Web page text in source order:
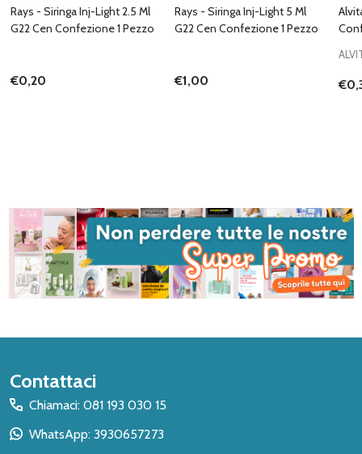
Rays - Siringa Inj-Light 2.5 Ml
G22 Cen Confezione 1 Pezzo
€0,20
Rays - Siringa Inj-Light 5 Ml
G22 Cen Confezione 1 Pezzo
€1,00
Inizio
del
piè
Contattaci
Chiamaci: 081 193 030 15
WhatsApp: 3930657273